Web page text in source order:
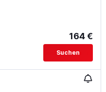
164 €
Suchen